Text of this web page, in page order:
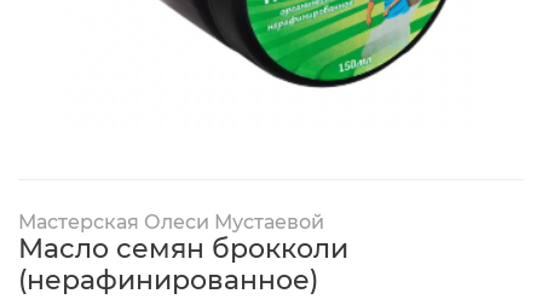
Мастерская Олеси Мустаевой
Масло семян брокколи
(нерафинированное)